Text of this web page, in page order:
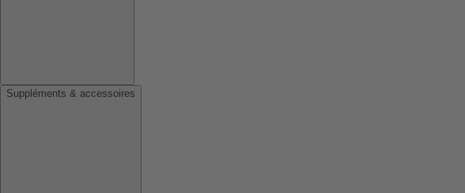
Suppléments & accessoires